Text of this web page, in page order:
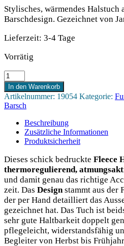
Stylisches, wärmendes
Barschdesign. Gezeichnet von
Lieferzeit: 3-4 Tage
Vorrätig
Fleece
Daff
-
Barsch
Menge
In den Warenkorb
Artikelnummer: 19054 Kategorie:
Barsch
Beschreibung
Zusätzliche Informationen
Produktsicherheit
Die­ses schick bedruck­te Fleece
ther­mo­re­gu­lie­rend,
und damit genau das rich­ti­ge
zeit. Das Designstammt aus der
der per Hand detail­liert das
ge­zeich­net hat. Das Tuch ist
sehr gute Halt­bar­keit dop­pelt
pfle­ge­leicht, wider­stands­fä­hig
Beglei­ter von Herbst bis